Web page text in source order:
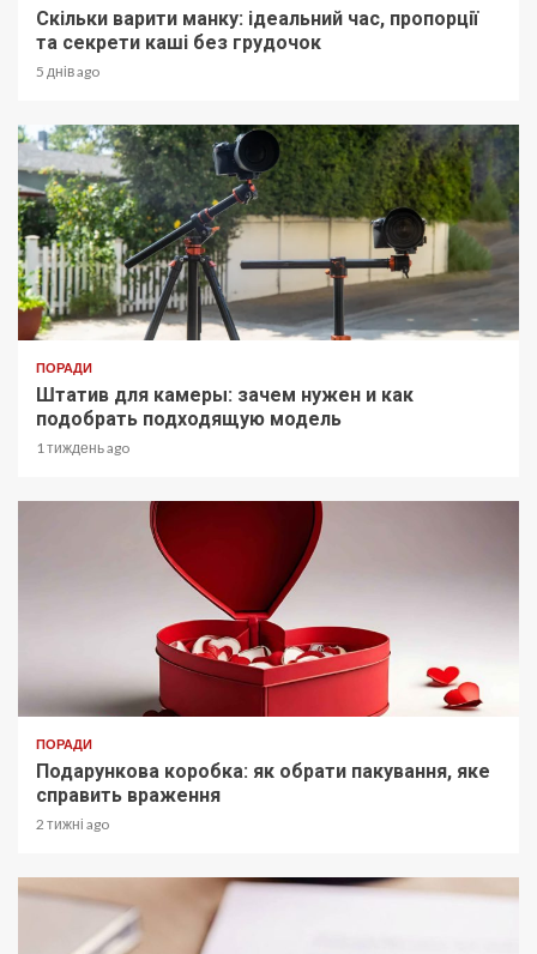
Скільки варити манку: ідеальний час, пропорції
та секрети каші без грудочок
5 днів ago
ПОРАДИ
Штатив для камеры: зачем нужен и как
подобрать подходящую модель
1 тиждень ago
ПОРАДИ
Подарункова коробка: як обрати пакування, яке
справить враження
2 тижні ago